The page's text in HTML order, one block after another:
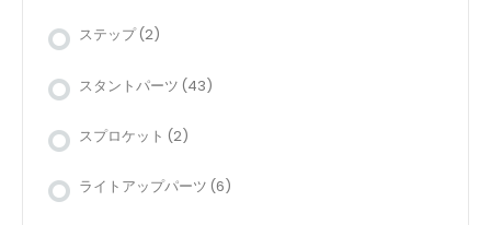
ステップ (2)
スタントパーツ (43)
スプロケット (2)
ライトアップパーツ (6)